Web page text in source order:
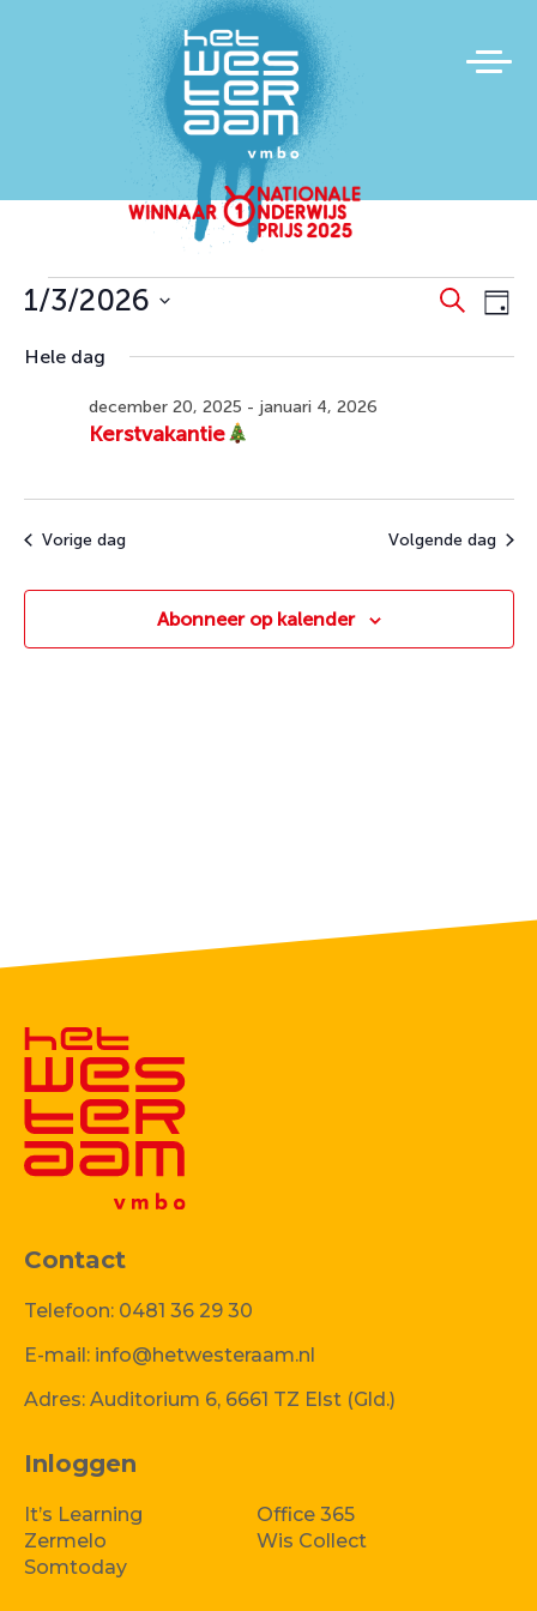
Evenementen
januari
Zoeken
Dag
1/3/2026
een
Hele dag
Kerstvakantie
december 20, 2025 - januari 4, 2026
Vorige dag Volgende dag
Abonneer op kalender
Inloggen
It’s Learning
Office 365
Zermelo
Wis Collect
Somtoday
Contact
Telefoon: 0481 36 29 30
E-mail: info@hetwesteraam.nl
Adres: Auditorium 6, 6661 TZ Elst (Gld.)